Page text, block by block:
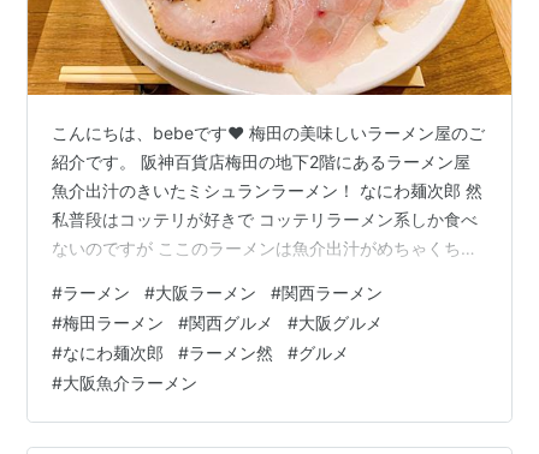
こんにちは、bebeです❤️ 梅田の美味しいラーメン屋のご
紹介です。 阪神百貨店梅田の地下2階にあるラーメン屋
魚介出汁のきいたミシュランラーメン！ なにわ麺次郎 然
私普段はコッテリが好きで コッテリラーメン系しか食べ
ないのですが ここのラーメンは魚介出汁がめちゃくちゃ
ーも香ばしくて 噛めば噛むほど旨味がってやつです。 ミ
シュランラーメンらしく どこか上品、でも味が深みがあ
るので 食べ応えがあるラーメンです💓 店内も静かで 女
性も1人で行きやすいと思います。 店内に入ると初めにラ
ーメンをレジで注文し、 お会計するスタイルです。 ぜひ
行って…
#ラーメン #大阪ラーメン #関西ラーメン
#梅田ラーメン #関西グルメ #大阪グルメ
#なにわ麺次郎 #ラーメン然 #グルメ
#大阪魚介ラーメン